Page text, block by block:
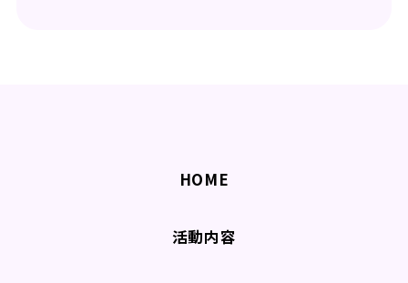
HOME
活動内容